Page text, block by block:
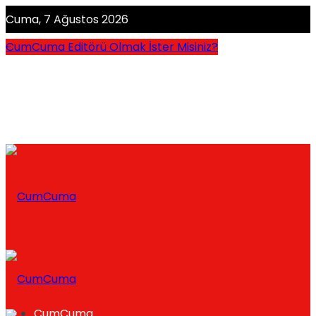
Cuma, 7 Ağustos 2026
CumCuma Editörü Olmak İster Misiniz?